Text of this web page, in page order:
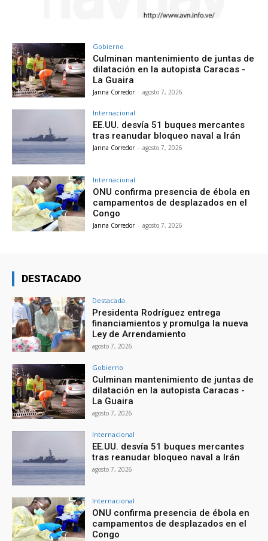
Gobierno
Culminan mantenimiento de juntas de
dilatación en la autopista Caracas -
La Guaira
Janna Corredor - agosto 7, 2026
Internacional
EE.UU. desvía 51 buques mercantes
tras reanudar bloqueo naval a Irán
Janna Corredor - agosto 7, 2026
Internacional
ONU confirma presencia de ébola en
campamentos de desplazados en el
Congo
Janna Corredor - agosto 7, 2026
DESTACADO
Destacada
Presidenta Rodríguez entrega
financiamientos y promulga la nueva
Ley de Arrendamiento
agosto 7, 2026
Gobierno
Culminan mantenimiento de juntas de
dilatación en la autopista Caracas -
La Guaira
agosto 7, 2026
Internacional
EE.UU. desvía 51 buques mercantes
tras reanudar bloqueo naval a Irán
agosto 7, 2026
Internacional
ONU confirma presencia de ébola en
campamentos de desplazados en el
Congo